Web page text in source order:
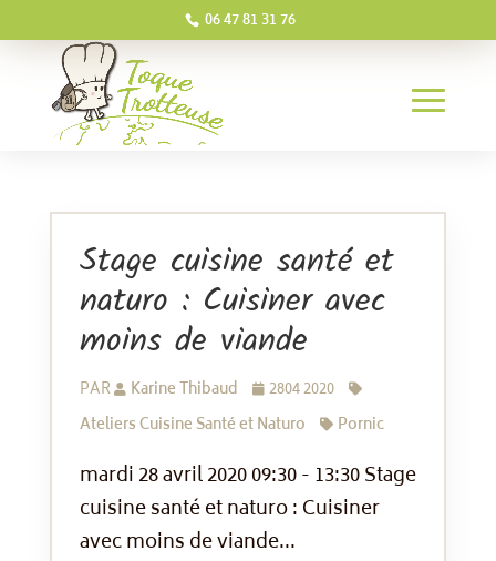
06 47 81 31 76
Stage cuisine santé et
naturo : Cuisiner avec
moins de viande
PAR Karine Thibaud
2804 2020
Ateliers Cuisine Santé et Naturo
Pornic
mardi 28 avril 2020 09:30 - 13:30 Stage
cuisine santé et naturo : Cuisiner
avec moins de viande...